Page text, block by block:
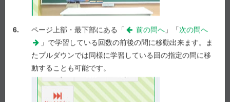
6. ページ上部・最下部にある「 前の問へ 」「次の問へ
」で学習している回数の前後の問に移動出来ます。ま
たプルダウンでは同様に学習している回の指定の問に移
動することも可能です。
前の問へ 次の問へ
第 102 回 - 問 316-317 学習中